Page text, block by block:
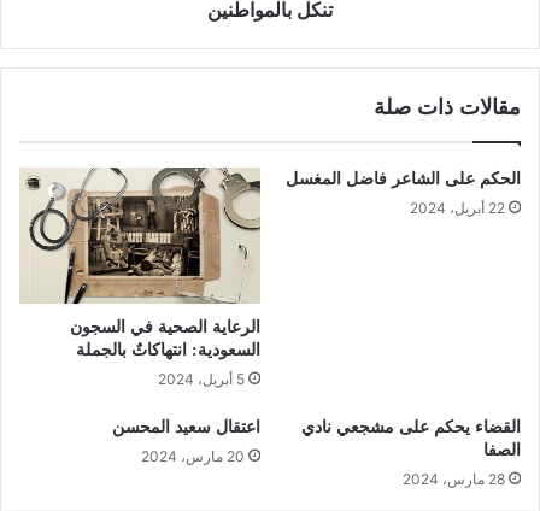
تنكل بالمواطنين
مقالات ذات صلة
الحكم على الشاعر فاضل المغسل
22 أبريل، 2024
الرعاية الصحية في السجون
السعودية: انتهاكاتٌ بالجملة
5 أبريل، 2024
القضاء يحكم على مشجعي نادي
الصفا
28 مارس، 2024
اعتقال سعيد المحسن
20 مارس، 2024